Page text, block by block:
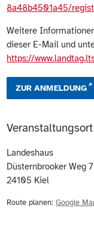
8a48b4501a45/
Weitere
dieser E-Mail und
https://
ZUR ANMELDUNG
Veranstaltungsort
Landeshaus
Düsternbrooker Weg
24105 Kiel
Route planen: Google